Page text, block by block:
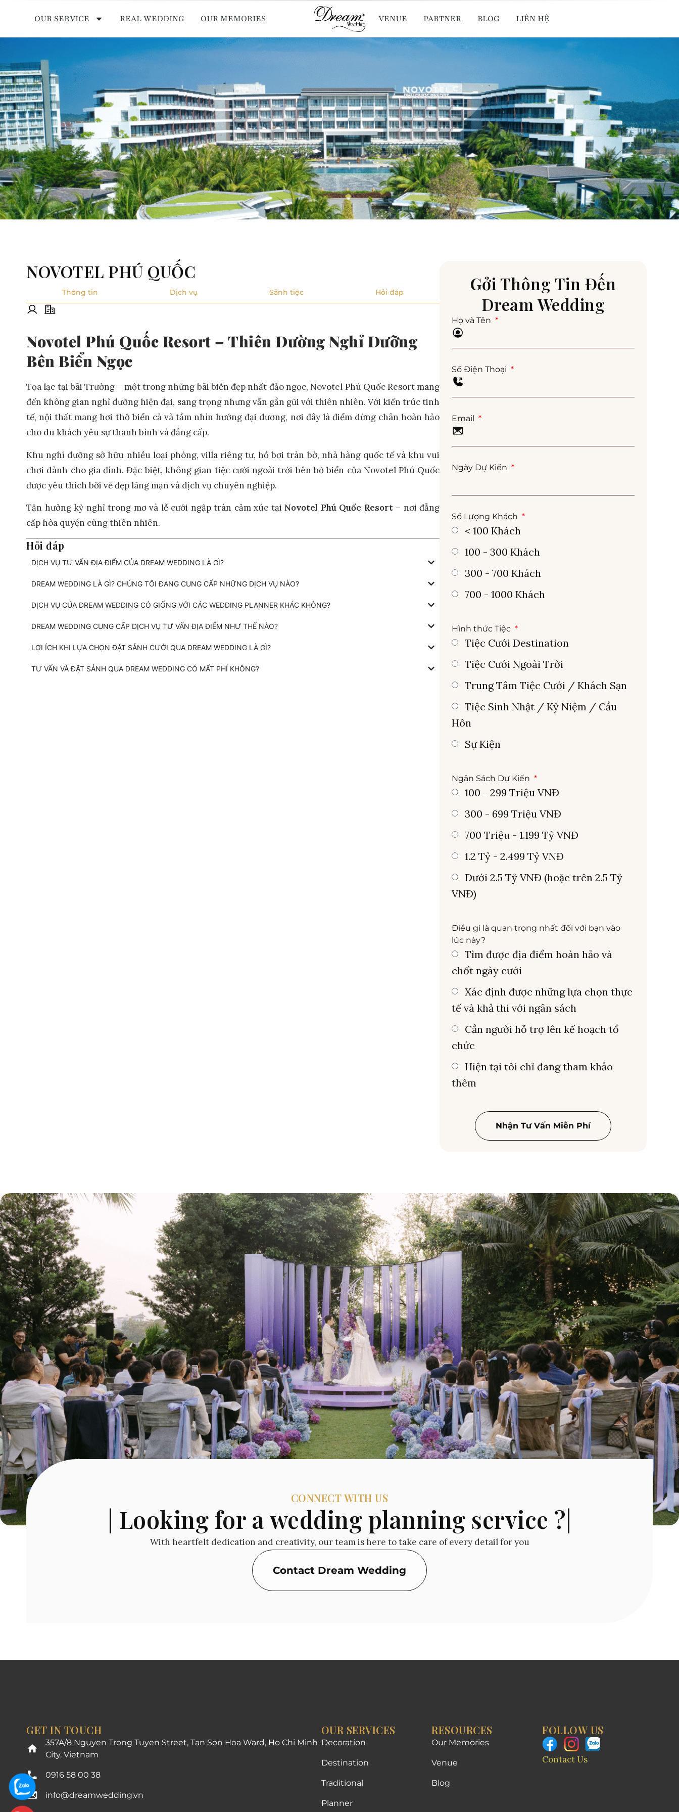
OUR SERVICE REAL WEDDING OUR MEMORIES VENUE PARTNER BLOG LIÊN HỆ
NOVOTEL PHÚ QUỐC
Thông tin Dịch vụ Sảnh tiệc Hỏi đáp
Novotel Phú Quốc Resort – Thiên Đường Nghỉ Dưỡng
Bên Biển Ngọc
Tọa lạc tại bãi Trường – một trong những bãi biển đẹp nhất đảo ngọc, Novotel Phú Quốc Resort mang
đến không gian nghỉ dưỡng hiện đại, sang trọng nhưng vẫn gần gũi với thiên nhiên. Với kiến trúc tinh
tế, nội thất mang hơi thở biển cả và tầm nhìn hướng đại dương, nơi đây là điểm dừng chân hoàn hảo
cho du khách yêu sự thanh bình và đẳng cấp.
Khu nghỉ dưỡng sở hữu nhiều loại phòng, villa riêng tư, hồ bơi tràn bờ, nhà hàng quốc tế và khu vui
chơi dành cho gia đình. Đặc biệt, không gian tiệc cưới ngoài trời bên bờ biển của Novotel Phú Quốc
được yêu thích bởi vẻ đẹp lãng mạn và dịch vụ chuyên nghiệp.
Tận hưởng kỳ nghỉ trong mơ và lễ cưới ngập tràn cảm xúc tạiNovotel Phú Quốc Resort– nơi đẳng
cấp hòa quyện cùng thiên nhiên.
Hỏi đáp
DỊCH VỤ TƯ VẤN ĐỊA ĐIỂM CỦA DREAM WEDDING LÀ GÌ?
DREAM WEDDING LÀ GÌ? CHÚNG TÔI ĐANG CUNG CẤP NHỮNG DỊCH VỤ NÀO?
DỊCH VỤ CỦA DREAM WEDDING CÓ GIỐNG VỚI CÁC WEDDING PLANNER KHÁC KHÔNG?
DREAM WEDDING CUNG CẤP DỊCH VỤ TƯ VẤN ĐỊA ĐIỂM NHƯ THẾ NÀO?
LỢI ÍCH KHI LỰA CHỌN ĐẶT SẢNH CƯỚI QUA DREAM WEDDING LÀ GÌ?
TƯ VẤN VÀ ĐẶT SẢNH QUA DREAM WEDDING CÓ MẤT PHÍ KHÔNG?
Gởi Thông Tin Đến
Dream Wedding
Họ và Tên
Số Điện Thoại
Email
Ngày Dự Kiến
Số Lượng Khách
< 100 Khách
100 - 300 Khách
300 - 700 Khách
700 - 1000 Khách
Hình thức Tiệc
Tiệc Cưới Destination
Tiệc Cưới Ngoài Trời
Trung Tâm Tiệc Cưới / Khách Sạn
Tiệc Sinh Nhật / Kỷ Niệm / Cầu
Hôn
Sự Kiện
Ngân Sách Dự Kiến
100 - 299 Triệu VNĐ
300 - 699 Triệu VNĐ
700 Triệu - 1.199 Tỷ VNĐ
1.2 Tỷ - 2.499 Tỷ VNĐ
Dưới 2.5 Tỷ VNĐ (hoặc trên 2.5 Tỷ
VNĐ)
Điều gì là quan trọng nhất đối với bạn vào
lúc này?
Tìm được địa điểm hoàn hảo và
chốt ngày cưới
Xác định được những lựa chọn thực
tế và khả thi với ngân sách
Cần người hỗ trợ lên kế hoạch tổ
chức
Hiện tại tôi chỉ đang tham khảo
thêm
Nhận Tư Vấn Miễn Phí
CONNECT WITH US
| Looking for a wedding planning service ?|
With heartfelt dedication and creativity, our team is here to take care of every detail for you
Contact Dream Wedding
GET IN TOUCH
357A/8 Nguyen Trong Tuyen Street, Tan Son Hoa Ward, Ho Chi Minh
City, Vietnam
0916 58 00 38
info@dreamwedding.vn
OUR SERVICES
Decoration
Destination
Traditional
Planner
RESOURCES
Our Memories
Venue
Blog
FOLLOW US
Contact Us